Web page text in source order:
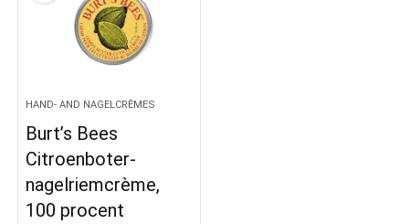
HAND- AND NAGELCRÈMES
Burt’s Bees
Citroenboter-
nagelriemcrème,
100 procent